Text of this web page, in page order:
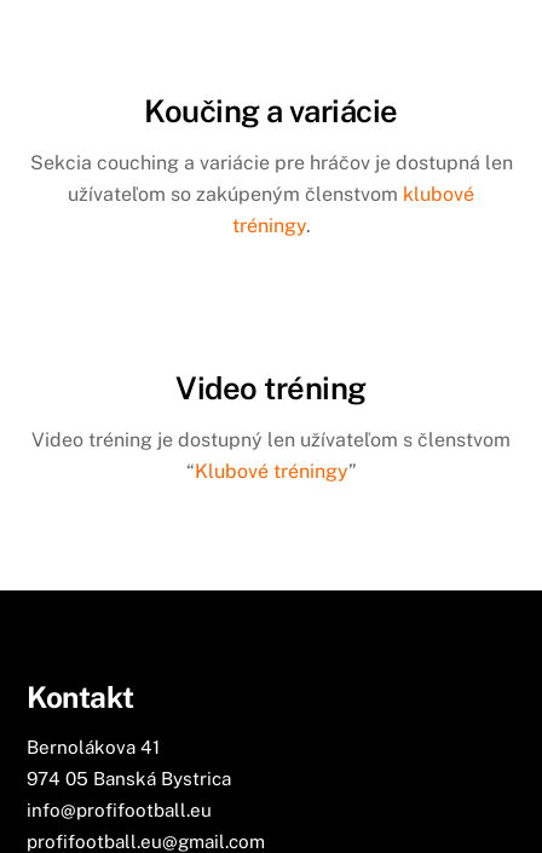
Koučing a variácie
Sekcia couching a variácie pre hráčov je dostupná len
užívateľom so zakúpeným členstvom klubové
tréningy.
Video tréning
Video tréning je dostupný len užívateľom s členstvom
“Klubové tréningy”
Kontakt
Bernolákova 41
974 05 Banská Bystrica
info@profifootball.eu
profifootball.eu@gmail.com